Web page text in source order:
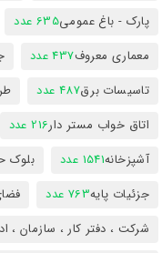
پارک - باغ عمومی635 عدد
معماری معروف437 عدد
تاسیسات برق487 عدد
اتاق خواب مستر دار216 عدد
آشپزخانه1541 عدد بلوک
جزئیات پایه763 عدد
شرکت ، دفتر کار ، سازمان ،